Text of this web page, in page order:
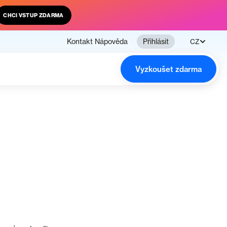
CHCI VSTUP ZDARMA
Kontakt Nápověda Přihlásit CZ
Vyzkoušet zdarma